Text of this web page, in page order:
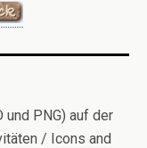
und PNG) auf der
/ Icons and